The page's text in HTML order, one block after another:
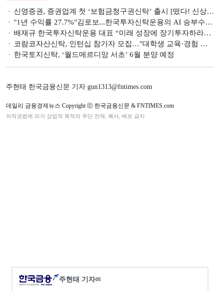
신영증권, 증권업계 첫 ‘보험금청구권신탁’ 출시 [떴다! 신상품]
"1년 수익률 27.7%"김로보...한국투자신탁운용의 AI 승부수[퇴직연금, AI를 만나다⑧]
배재규 한국투자신탁운용 대표 “미래 성장에 장기투자하라…기술주가 핵심자산”
코람코자산신탁, 인턴십 참가자 모집…"대학생 교육·경험 제공에 목적"
한국토지신탁, ‘월드메르디앙 서초’ 6월 분양 예정
주현태 한국금융신문 기자 gun1313@fntimes.com
데일리 금융경제뉴스 Copyright ⓒ 한국금융신문 & FNTIMES.com
저작권법에 의거 상업적 목적의 무단 전재, 복사, 배포 금지
주현태 기자✉